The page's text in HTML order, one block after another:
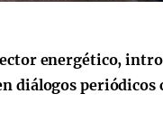
energético,
diálogos periódicos